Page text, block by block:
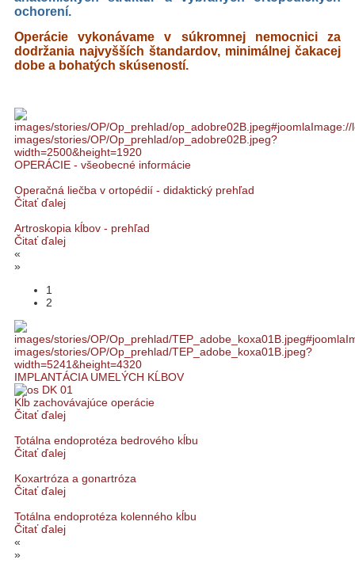
ochorení.
Operácie vykonávame v súkromnej nemocnici za
dodržania najvyšších štandardov, minimálnej čakacej
dobe a bohatých skúseností.
OPERÁCIE - všeobecné informácie
Operačná liečba v ortopédií - didaktický prehľad
Čitať ďalej
Artroskopia kĺbov - prehľad
Čitať ďalej
«
»
1
2
IMPLANTÁCIA UMELÝCH KĹBOV
Kĺb zachovávajúce operácie
Čitať ďalej
Totálna endoprotéza bedrového kĺbu
Čitať ďalej
Koxartróza a gonartróza
Čitať ďalej
Totálna endoprotéza kolenného kĺbu
Čitať ďalej
«
»